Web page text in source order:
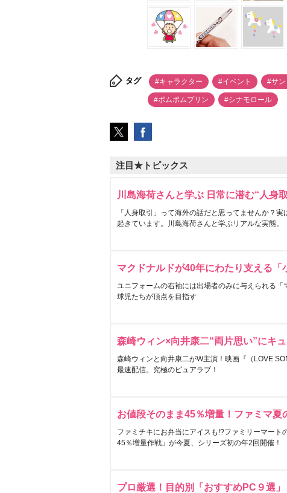
タグ #キャラクター #イベント #サン
#ポムポムプリン #シナモロール
注目★トピックス
川島海荷さんと学ぶ 日常に潜む“人身
「人身取引」って海外の話だと思ってませんか？
起きています。川島海荷さんと学ぶリアルな実態。
マクドナルドが40年にわたり支える「
ユニフォームの右袖には出場者のみに与えられる
球児たちが頂点を目指す
森崎ウィン×向井康二“両片思い”にキ
森崎ウィンと向井康二がW主演！映画『（LOVE
最速配信。究極のピュアラブ！
お値段そのまま45％増量！ファミマ夏
ファミチキにお弁当にアイスも!?ファミリーマート
45％増量作戦」が今夏、シリーズ初の年2回開催！
プロ厳選！目的別「おすすめPC９選」